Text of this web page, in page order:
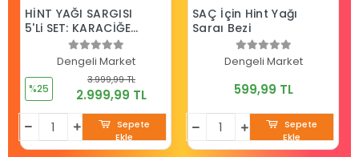
HİNT YAĞI SARGISI
5'Li SET: KARACİĞER,
BOYUN/GÖZ, SAÇ
VE GÖĞÜS BÖLGESİ
SARGI BEZİ
Dengeli Market
%25
3.999,99 TL
2.999,99 TL
Sepete
Ekle
SAÇ İçin Hint Yağı
Sargı Bezi
Dengeli Market
599,99 TL
Sepete
Ekle